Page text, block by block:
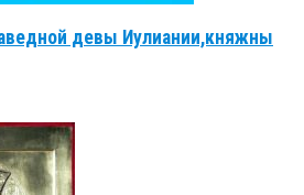
девы Иулиании,княжны